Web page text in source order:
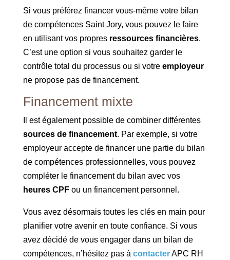
Si vous préférez financer vous-même votre bilan
de compétences Saint Jory, vous pouvez le faire
en utilisant vos propres ressources financières.
C’est une option si vous souhaitez garder le
contrôle total du processus ou si votre employeur
ne propose pas de financement.
Financement mixte
Il est également possible de combiner différentes
sources de financement. Par exemple, si votre
employeur accepte de financer une partie du bilan
de compétences professionnelles, vous pouvez
compléter le financement du bilan avec vos
heures CPFou un financement personnel.
Vous avez désormais toutes les clés en main pour
planifier votre avenir en toute confiance. Si vous
avez décidé de vous engager dans un bilan de
compétences, n’hésitez pas à contacterAPC RH